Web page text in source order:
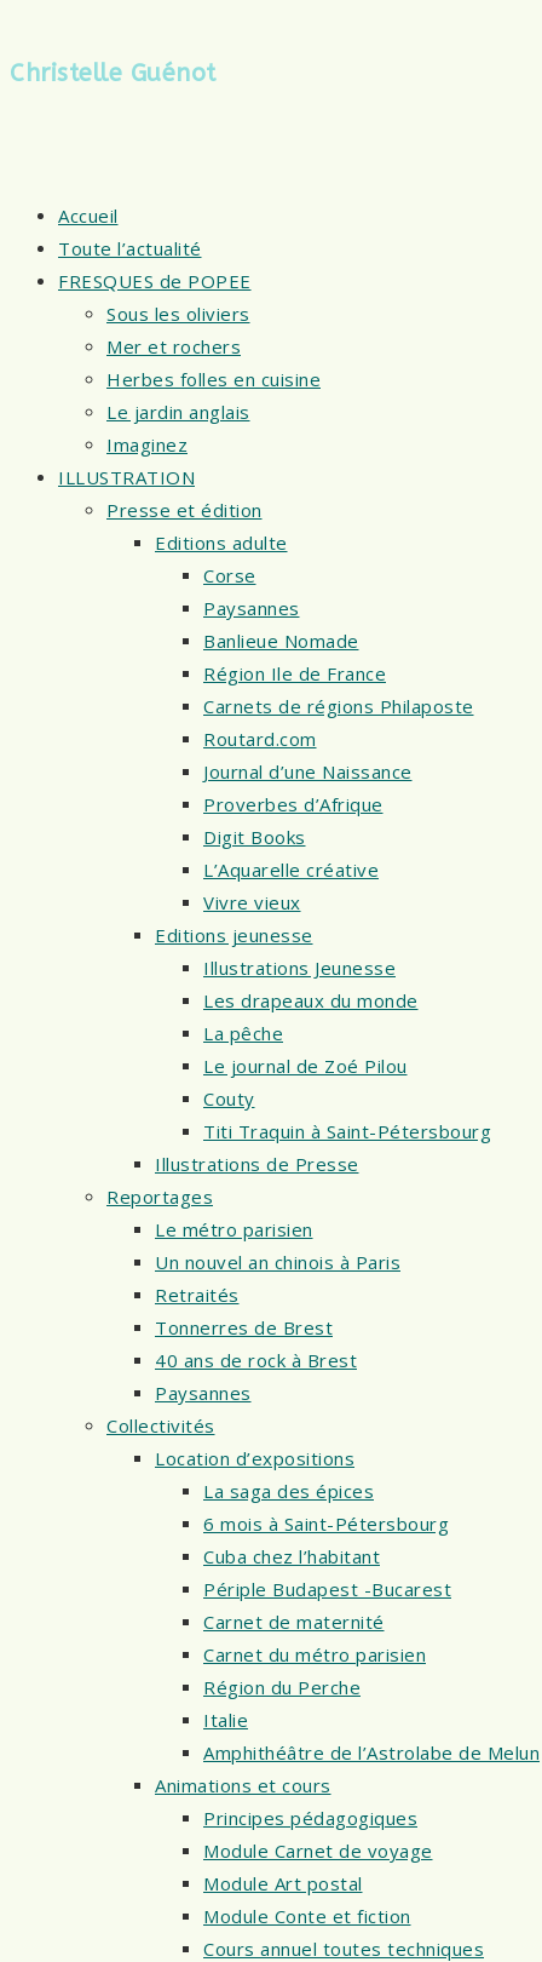
Christelle Guénot
Accueil
Toute l’actualité
FRESQUES de POPEE
Sous les oliviers
Mer et rochers
Herbes folles en cuisine
Le jardin anglais
Imaginez
ILLUSTRATION
Presse et édition
Editions adulte
Corse
Paysannes
Banlieue Nomade
Région Ile de France
Carnets de régions Philaposte
Routard.com
Journal d’une Naissance
Proverbes d’Afrique
Digit Books
L’Aquarelle créative
Vivre vieux
Editions jeunesse
Illustrations Jeunesse
Les drapeaux du monde
La pêche
Le journal de Zoé Pilou
Couty
Titi Traquin à Saint-Pétersbourg
Illustrations de Presse
Reportages
Le métro parisien
Un nouvel an chinois à Paris
Retraités
Tonnerres de Brest
40 ans de rock à Brest
Paysannes
Collectivités
Location d’expositions
La saga des épices
6 mois à Saint-Pétersbourg
Cuba chez l’habitant
Périple Budapest -Bucarest
Carnet de maternité
Carnet du métro parisien
Région du Perche
Italie
Amphithéâtre de l’Astrolabe de Melun
Animations et cours
Principes pédagogiques
Module Carnet de voyage
Module Art postal
Module Conte et fiction
Cours annuel toutes techniques